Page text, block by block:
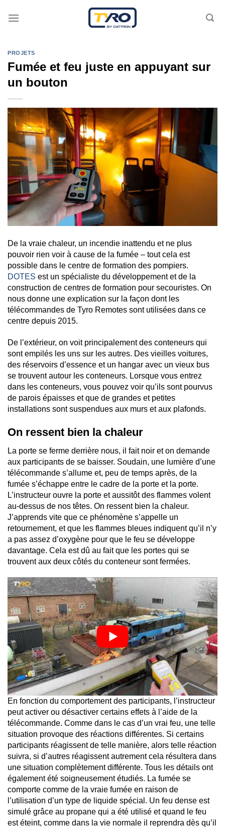
PROJETS
Fumée et feu juste en appuyant sur
un bouton
De la vraie chaleur, un incendie inattendu et ne plus
pouvoir rien voir à cause de la fumée – tout cela est
possible dans le centre de formation des pompiers.
DOTES est un spécialiste du développement et de la
construction de centres de formation pour secouristes. On
nous donne une explication sur la façon dont les
télécommandes de Tyro Remotes sont utilisées dans ce
centre depuis 2015.
De l’extérieur, on voit principalement des conteneurs qui
sont empilés les uns sur les autres. Des vieilles voitures,
des réservoirs d’essence et un hangar avec un vieux bus
se trouvent autour les conteneurs. Lorsque vous entrez
dans les conteneurs, vous pouvez voir qu’ils sont pourvus
de parois épaisses et que de grandes et petites
installations sont suspendues aux murs et aux plafonds.
On ressent bien la chaleur
La porte se ferme derrière nous, il fait noir et on demande
aux participants de se baisser. Soudain, une lumière d’une
télécommande s’allume et, peu de temps après, de la
fumée s’échappe entre le cadre de la porte et la porte.
L’instructeur ouvre la porte et aussitôt des flammes volent
au-dessus de nos têtes. On ressent bien la chaleur.
J’apprends vite que ce phénomène s’appelle un
retournement, et que les flammes bleues indiquent qu’il n’y
a pas assez d’oxygène pour que le feu se développe
davantage. Cela est dû au fait que les portes qui se
trouvent aux deux côtés du conteneur sont fermées.
En fonction du comportement des participants, l’instructeur
peut activer ou désactiver certains effets à l’aide de la
télécommande. Comme dans le cas d’un vrai feu, une telle
situation provoque des réactions différentes. Si certains
participants réagissent de telle manière, alors telle réaction
suivra, si d’autres réagissent autrement cela résultera dans
une situation complètement différente. Tous les détails ont
également été soigneusement étudiés. La fumée se
comporte comme de la vraie fumée en raison de
l’utilisation d’un type de liquide spécial. Un feu dense est
simulé grâce au propane qui a été utilisé et quand le feu
est éteint, comme dans la vie normale il reprendra dès qu’il